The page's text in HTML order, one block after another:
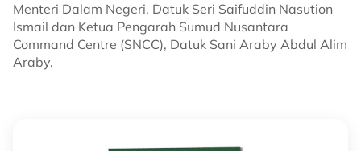
Menteri Dalam Negeri, Datuk Seri Saifuddin Nasution
Ismail dan Ketua Pengarah Sumud Nusantara
Command Centre (SNCC), Datuk Sani Araby Abdul Alim
Araby.